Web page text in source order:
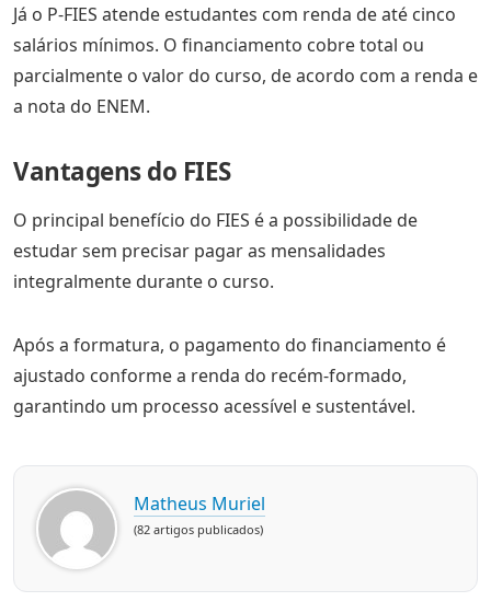
Já o P-FIES atende estudantes com renda de até cinco
salários mínimos. O financiamento cobre total ou
parcialmente o valor do curso, de acordo com a renda e
a nota do ENEM.
Vantagens do FIES
O principal benefício do FIES é a possibilidade de
estudar sem precisar pagar as mensalidades
integralmente durante o curso.
Após a formatura, o pagamento do financiamento é
ajustado conforme a renda do recém-formado,
garantindo um processo acessível e sustentável.
Matheus Muriel
(82 artigos publicados)